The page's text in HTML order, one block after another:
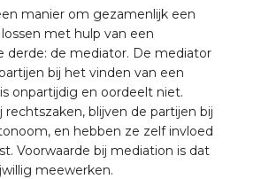
manier om gezamenlijk een
met hulp van een
derde: de mediator. De mediator
bij het vinden van een
onpartijdig en oordeelt niet.
rechtszaken, blijven de partijen bij
en hebben ze zelf invloed
Voorwaarde bij mediation is dat
meewerken.